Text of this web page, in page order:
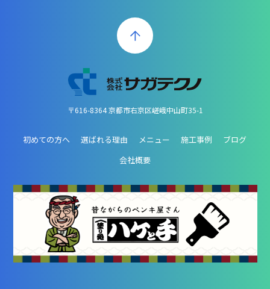
〒616-8364 京都市右京区嵯峨中山町35-1
初めての方へ 選ばれる理由 メニュー 施工事例
ブログ
会社概要